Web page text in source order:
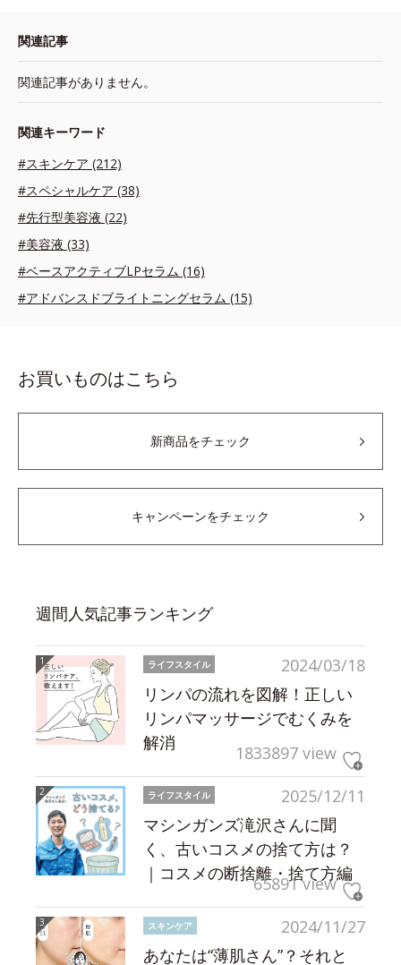
関連記事
関連記事がありません。
関連キーワード
#スキンケア (212)
#スペシャルケア (38)
#先行型美容液 (22)
#美容液 (33)
#ベースアクティブLPセラム (16)
#アドバンスドブライトニングセラム (15)
お買いものはこちら
新商品をチェック
キャンペーンをチェック
週間人気記事ランキング
2024/03/18
ライフスタイル
リンパの流れを図解！正しい
リンパマッサージでむくみを
解消
1833897 view
2025/12/11
ライフスタイル
マシンガンズ滝沢さんに聞
く、古いコスメの捨て方は？
｜コスメの断捨離・捨て方編
65891 view
2024/11/27
スキンケア
あなたは“薄肌さん”？それと